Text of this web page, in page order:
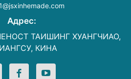
Адрес:
ТАИШИНГ ХУАНГЧИАО,
КИНА